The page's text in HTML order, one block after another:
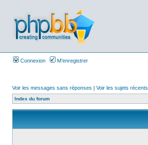
Connexion M’enregistrer
Voir les messages sans réponses | Voir les sujets récents
Index du forum